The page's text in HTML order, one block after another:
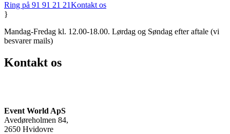
Ring på 91 91 21 21Kontakt os
}
Mandag-Fredag kl. 12.00-18.00. Lørdag og Søndag efter aftale (vi
besvarer mails)
Kontakt os
Event World ApS
Avedøreholmen 84,
2650 Hvidovre